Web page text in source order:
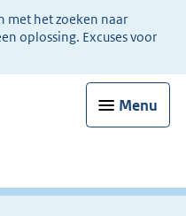
met het zoeken naar
oplossing. Excuses voor
Menu